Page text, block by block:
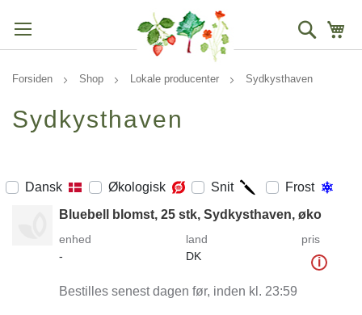
Søg
Forsiden Shop Lokale producenter Sydkysthaven
Sydkysthaven
Dansk Økologisk Snit
Frost
Bluebell blomst, 25 stk, Sydkysthaven, øko
enhed
-
land
DK
pris
i
Bestilles senest dagen før, inden kl. 23:59